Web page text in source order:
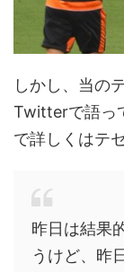
しかし、当の
Twitterで語っ
で詳しくはテ
昨日は結果
うけど、昨